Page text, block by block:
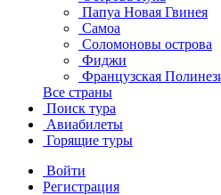
Папуа Новая Гвинея
Самоа
Соломоновы острова
Фиджи
Французская
Все страны
Поиск тура
Авиабилеты
Горящие туры
Войти
Регистрация